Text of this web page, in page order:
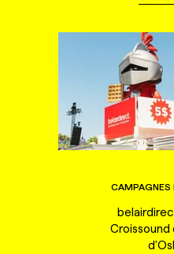
CAMPAGNES
Croissound